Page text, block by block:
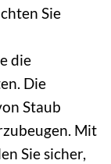
Sie
die
Die
Staub
Mit
Sie sicher,